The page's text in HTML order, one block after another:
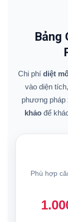
Bảng
Chi phí diệt
vào diện
phương
khảo để
Phù hợp